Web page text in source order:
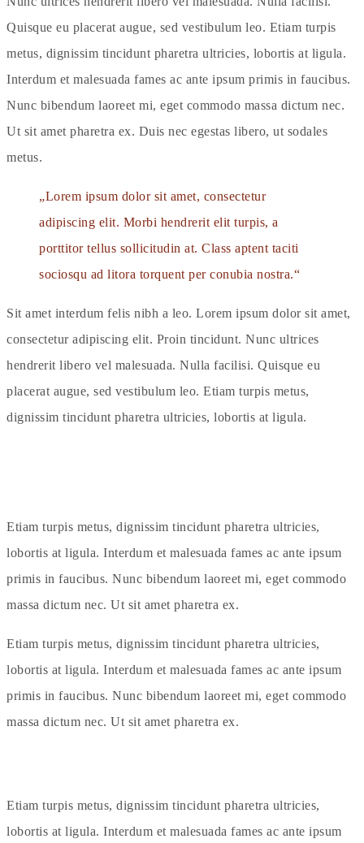
Quisque eu placerat augue, sed vestibulum leo. Etiam turpis
metus, dignissim tincidunt pharetra ultricies, lobortis at ligula.
Interdum et malesuada fames ac ante ipsum primis in faucibus.
Nunc bibendum laoreet mi, eget commodo massa dictum nec.
Ut sit amet pharetra ex. Duis nec egestas libero, ut sodales
metus.
Lorem ipsum dolor sit amet, consectetur
adipiscing elit. Morbi hendrerit elit turpis, a
porttitor tellus sollicitudin at. Class aptent taciti
sociosqu ad litora torquent per conubia nostra.
Sit amet interdum felis nibh a leo. Lorem ipsum dolor sit amet,
consectetur adipiscing elit. Proin tincidunt. Nunc ultrices
hendrerit libero vel malesuada. Nulla facilisi. Quisque eu
placerat augue, sed vestibulum leo. Etiam turpis metus,
dignissim tincidunt pharetra ultricies, lobortis at ligula.
Etiam turpis metus, dignissim tincidunt pharetra ultricies,
lobortis at ligula. Interdum et malesuada fames ac ante ipsum
primis in faucibus. Nunc bibendum laoreet mi, eget commodo
massa dictum nec. Ut sit amet pharetra ex.
Etiam turpis metus, dignissim tincidunt pharetra ultricies,
lobortis at ligula. Interdum et malesuada fames ac ante ipsum
primis in faucibus. Nunc bibendum laoreet mi, eget commodo
massa dictum nec. Ut sit amet pharetra ex.
Etiam turpis metus, dignissim tincidunt pharetra ultricies,
lobortis at ligula. Interdum et malesuada fames ac ante ipsum